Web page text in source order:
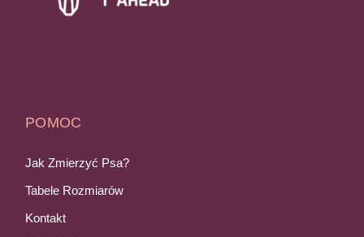
POMOC
Jak Zmierzyć Psa?
Tabele Rozmiarów
Kontakt